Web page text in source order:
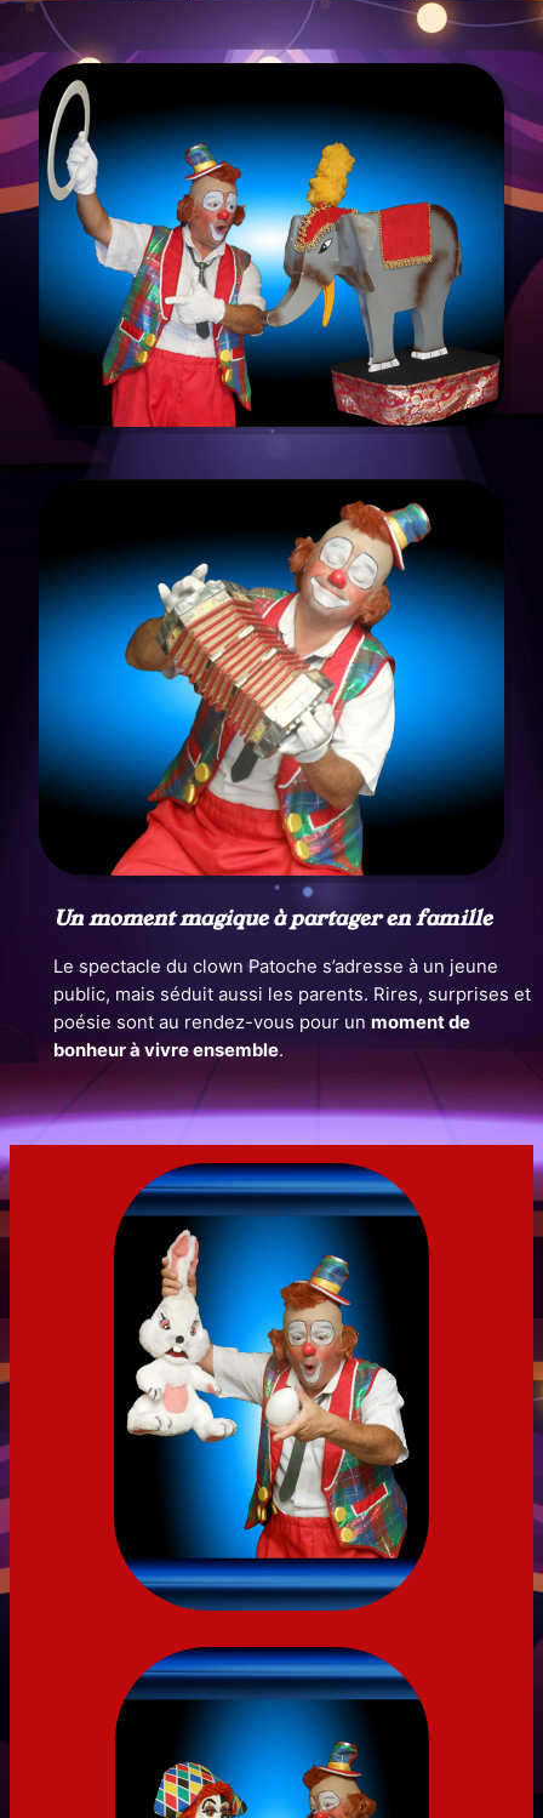
Un moment magique à partager en famille
Le spectacle du clown Patoche s’adresse à un jeune
public, mais séduit aussi les parents. Rires, surprises et
poésie sont au rendez-vous pour un moment de
bonheur à vivre ensemble.